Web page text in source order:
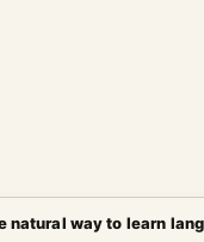
natural way to learn